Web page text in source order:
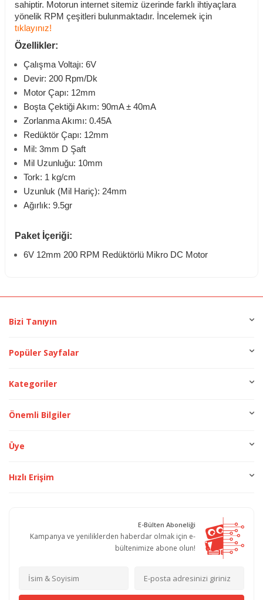
sahiptir. Motorun internet sitemiz üzerinde farklı ihtiyaçlara
yönelik RPM çeşitleri bulunmaktadır. İncelemek için
tıklayınız!
Özellikler:
Çalışma Voltajı: 6V
Devir: 200 Rpm/Dk
Motor Çapı: 12mm
Boşta Çektiği Akım: 90mA ± 40mA
Zorlanma Akımı: 0.45A
Redüktör Çapı: 12mm
Mil: 3mm D Şaft
Mil Uzunluğu: 10mm
Tork: 1 kg/cm
Uzunluk (Mil Hariç): 24mm
Ağırlık: 9.5gr
Paket İçeriği:
6V 12mm 200 RPM Redüktörlü Mikro DC Motor
Bizi Tanıyın
Popüler Sayfalar
Kategoriler
Önemli Bilgiler
Üye
Hızlı Erişim
E-Bülten Aboneliği
Kampanya ve yeniliklerden haberdar olmak için e-
bültenimize abone olun!